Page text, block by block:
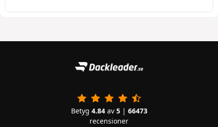
Betyg 4.84av 5| 66473
recensioner